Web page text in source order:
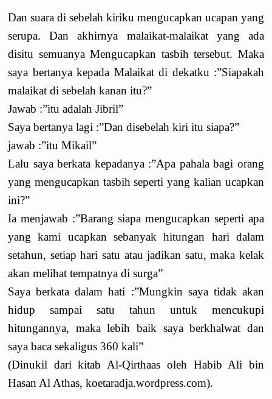
Dan suara di sebelah kiriku mengucapkan ucapan yang
serupa. Dan akhirnya malaikat-malaikat yang ada
disitu semuanya Mengucapkan tasbih tersebut. Maka
saya bertanya kepada Malaikat di dekatku :”Siapakah
malaikat di sebelah kanan itu?”
Jawab :”itu adalah Jibril”
Saya bertanya lagi :”Dan disebelah kiri itu siapa?”
jawab :”itu Mikail”
Lalu saya berkata kepadanya :”Apa pahala bagi orang
yang mengucapkan tasbih seperti yang kalian ucapkan
ini?”
Ia menjawab :”Barang siapa mengucapkan seperti apa
yang kami ucapkan sebanyak hitungan hari dalam
setahun, setiap hari satu atau jadikan satu, maka kelak
akan melihat tempatnya di surga”
Saya berkata dalam hati :”Mungkin saya tidak akan
hidup sampai satu tahun untuk mencukupi
hitungannya, maka lebih baik saya berkhalwat dan
saya baca sekaligus 360 kali”
(Dinukil dari kitab Al-Qirthaas oleh Habib Ali bin
Hasan Al Athas, koetaradja.wordpress.com).